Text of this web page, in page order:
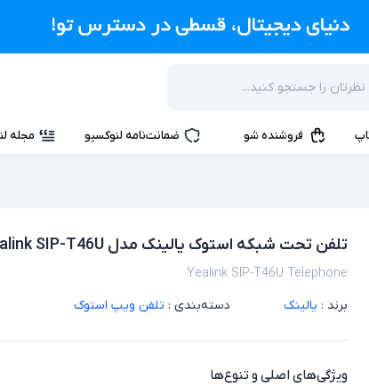
فروشنده شو ضمانت‌نامه لنوکسیو مجله
تلفن تحت شبکه استوک یالینک مدل Yealink SIP-T46U
Yealink SIP-T46U Telephone
برند : یالینک دسته‌بندی : تلفن ویپ استوک
ویژگی‌های اصلی و تنوع‌ها